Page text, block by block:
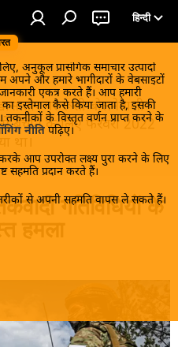
हिन्दी
अनुकूल प्रासंगिक समाचार उत्पादों
अपने और हमारे भागीदारों के वेबसाइटों
एकत्र करते हैं। आप हमारी
इस्तेमाल कैसे किया जाता है, इसकी
तकनीकों के विस्तृत वर्णन प्राप्त करने के
नीति पढ़िए।
आप उपरोक्त लक्ष्य पुरा करने के लिए
सहमति प्रदान करते हैं।
से अपनी सहमति वापस ले सकते हैं।
तौर पर रूसी बोलनेवाली
बचाने के लिए फरवरी 2022
था।
गतिविधियों के
हमला